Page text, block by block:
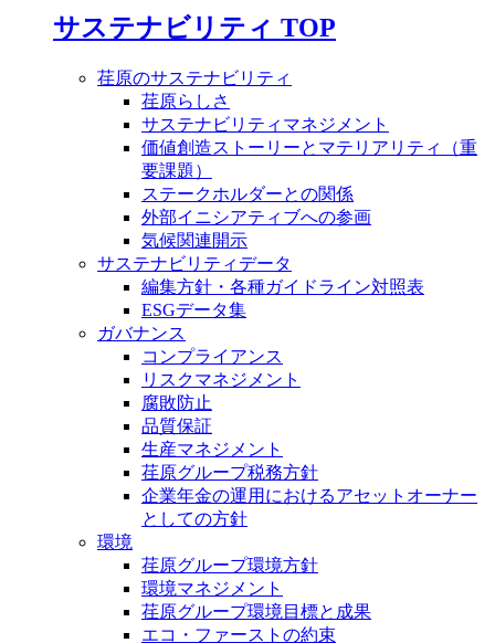
サステナビリティ TOP
荏原のサステナビリティ
荏原らしさ
サステナビリティマネジメント
価値創造ストーリーとマテリアリティ（重
要課題）
ステークホルダーとの関係
外部イニシアティブへの参画
気候関連開示
サステナビリティデータ
編集方針・各種ガイドライン対照表
ESGデータ集
ガバナンス
コンプライアンス
リスクマネジメント
腐敗防止
品質保証
生産マネジメント
荏原グループ税務方針
企業年金の運用におけるアセットオーナー
としての方針
環境
荏原グループ環境方針
環境マネジメント
荏原グループ環境目標と成果
エコ・ファーストの約束